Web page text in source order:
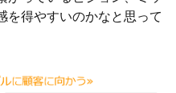
を得やすいのかなと思って